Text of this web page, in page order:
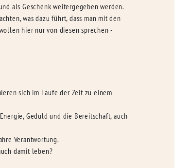
als Geschenk weitergegeben werden.
was dazu führt, dass man mit den
hier nur von diesen sprechen -
sich im Laufe der Zeit zu einem
Geduld und die Bereitschaft, auch
Verantwortung.
damit leben?